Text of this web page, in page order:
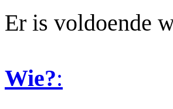
Er is voldoende
Wie?: